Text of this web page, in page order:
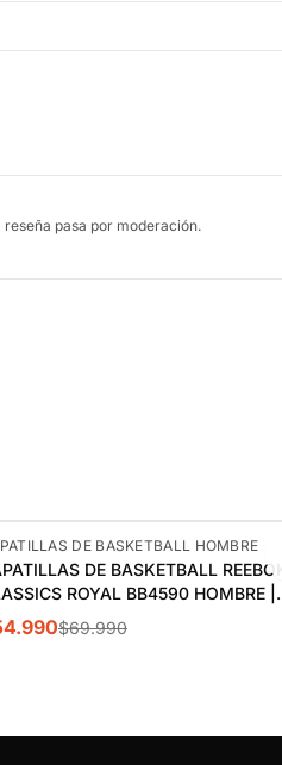
pasa por moderación.
-21% DE BASKETBALL HOMBRE
DE BASKETBALL
ROYAL BB4590 HOMBRE |
$69.990